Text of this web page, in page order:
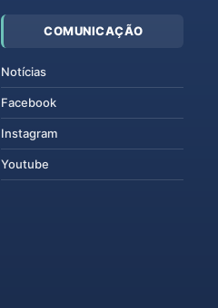
COMUNICAÇÃO
Notícias
Facebook
Instagram
Youtube